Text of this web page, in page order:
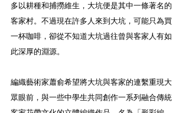
多以耕種和捕撈維生，大坑便是其中一條著名的
客家村。不過現在許多人來到大坑，可能只為買
一杯咖啡，卻從不知道大坑過往曾與客家人有如
此深厚的淵源。
編織藝術家蕭俞希望將大坑與客家的連繫重現大
眾眼前，與一些中學生共同創作一系列融合傳統